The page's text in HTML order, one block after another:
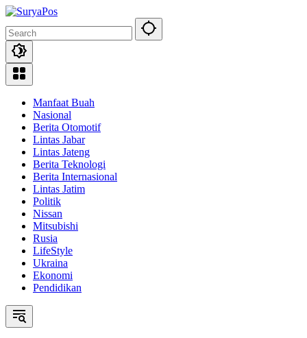
Skip
content
Manfaat Buah
Nasional
Berita Otomotif
Lintas Jabar
Lintas Jateng
Berita Teknologi
Berita Internasional
Lintas Jatim
Politik
Nissan
Mitsubishi
Rusia
LifeStyle
Ukraina
Ekonomi
Pendidikan